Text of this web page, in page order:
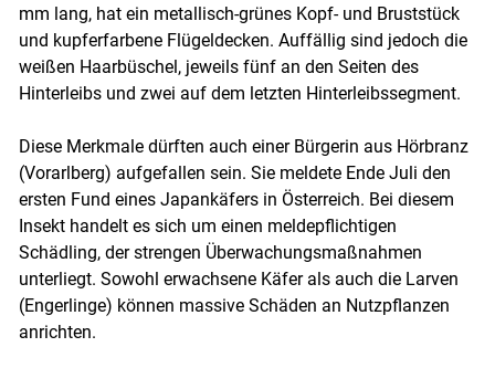
mm lang, hat ein metallisch-grünes Kopf- und Bruststück
und kupferfarbene Flügeldecken. Auffällig sind jedoch die
weißen Haarbüschel, jeweils fünf an den Seiten des
Hinterleibs und zwei auf dem letzten Hinterleibssegment.
Diese Merkmale dürften auch einer Bürgerin aus Hörbranz
(Vorarlberg) aufgefallen sein. Sie meldete Ende Juli den
ersten Fund eines Japankäfers in Österreich. Bei diesem
Insekt handelt es sich um einen meldepflichtigen
Schädling, der strengen Überwachungsmaßnahmen
unterliegt. Sowohl erwachsene Käfer als auch die Larven
(Engerlinge) können massive Schäden an Nutzpflanzen
anrichten.